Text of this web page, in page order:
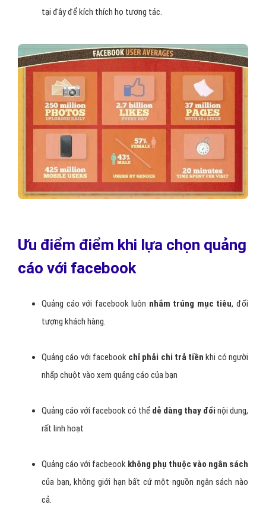
tại đây để kích thích họ tương tác.
Ưu điểm điểm khi lựa chọn quảng
cáo với facebook
Quảng cáo với facebook luôn nhắm trúng mục tiêu, đối
tượng khách hàng.
Quảng cáo với facebook chỉ phải chi trả tiềnkhi có người
nhấp chuột vào xem quảng cáo của bạn
Quảng cáo với facebook có thể dễ dàng thay đổi nội dung,
rất linh hoạt
Quảng cáo với facbeook không phụ thuộc vào ngân sách
của bạn, không giới hạn bất cứ một nguồn ngân sách nào
cả.